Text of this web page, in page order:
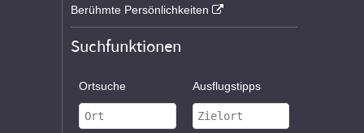
Berühmte Persönlichkeiten
Suchfunktionen
Ortsuche Ausflugstipps